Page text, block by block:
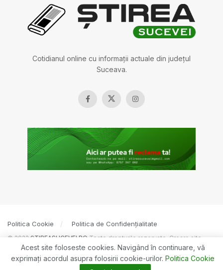
Cotidianul online cu informații actuale din județul
Suceava.
Politica Cookie Politica de Confidențialitate
© 2022 ȘTIREASUCEVEI.RO Toate drepturile rezervate. Creare site
BOSSNET
Acest site foloseste cookies. Navigând în continuare, vă
exprimaţi acordul asupra folosirii cookie-urilor. Politica Cookie